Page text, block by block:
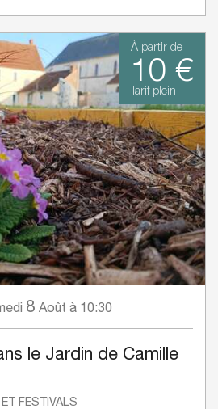
À partir de
10 €
Tarif plein
8 Août à 10:30
le Jardin de Camille
FESTIVALS